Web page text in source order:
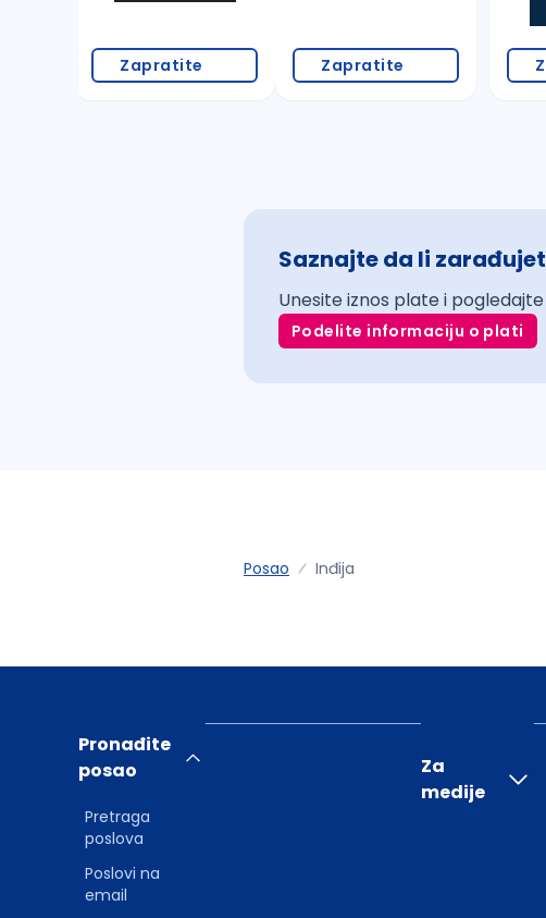
Zapratite Zapratite
Saznajte da li
Unesite iznos plate i
Podelite informaciju o plati
Posao Inđija
Pronađite
posao
Pretraga
poslova
Poslovi na
email
Za
medije